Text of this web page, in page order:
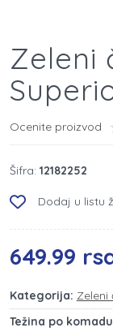
Zeleni
Ocenite proizvod
Šifra: 12182252
Dodaj u listu
649.99
Kategorija: Zeleni
Težina po